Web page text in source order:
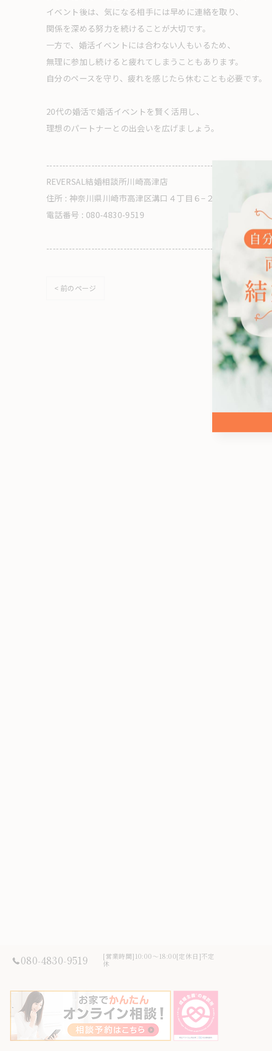
イベント後は、気になる相手には早めに連絡を取り、
関係を深める努力を続けることが大切です。
一方で、婚活イベントには合わない人もいるため、
無理に参加し続けると疲れてしまうこともあります。
自分のペースを守り、疲れを感じたら休むことも必要です。
20代の婚活で婚活イベントを賢く活用し、
理想のパートナーとの出会いを広げましょう。
----------------------------------------------------------------------
REVERSAL結婚相談所川崎高津店
住所 : 神奈川県川崎市高津区溝口４丁目６−２
電話番号 : 080-4830-9519
----------------------------------------------------------------------
< 前のページ
080-4830-9519
[営業時間]10:00～18:00[定休日]不定
休